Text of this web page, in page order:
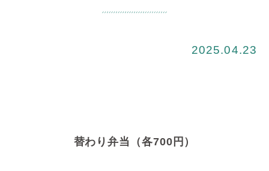
2025.04.23
替わり弁当（各700円）